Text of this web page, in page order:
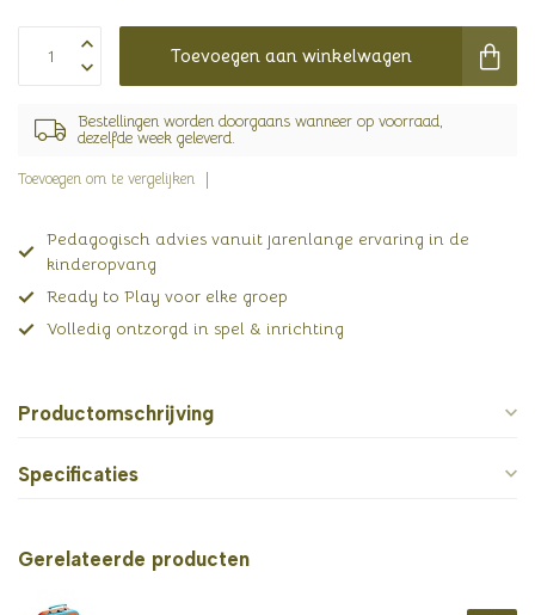
Toevoegen aan winkelwagen
Bestellingen worden doorgaans wanneer op voorraad,
dezelfde week geleverd.
Toevoegen om te vergelijken
Pedagogisch advies vanuit jarenlange ervaring in de
kinderopvang
Ready to Play voor elke groep
Volledig ontzorgd in spel & inrichting
Productomschrijving
Specificaties
Gerelateerde producten